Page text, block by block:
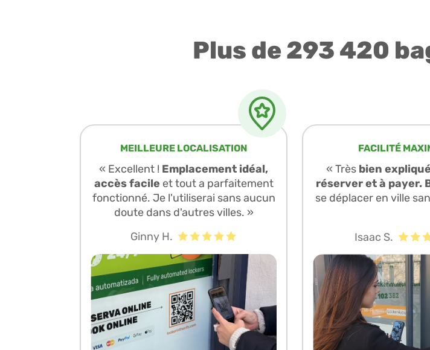
Plus de 293 420
MEILLEURE LOCALISATION
« Excellent ! Emplacement idéal,
accès facile et tout a parfaitement
fonctionné. Je l'utiliserai sans aucun
doute dans d'autres villes. »
Ginny H.
FACILITÉ
« Très bien expliqué
réserver et à payer.
se déplacer en ville
Isaac S.